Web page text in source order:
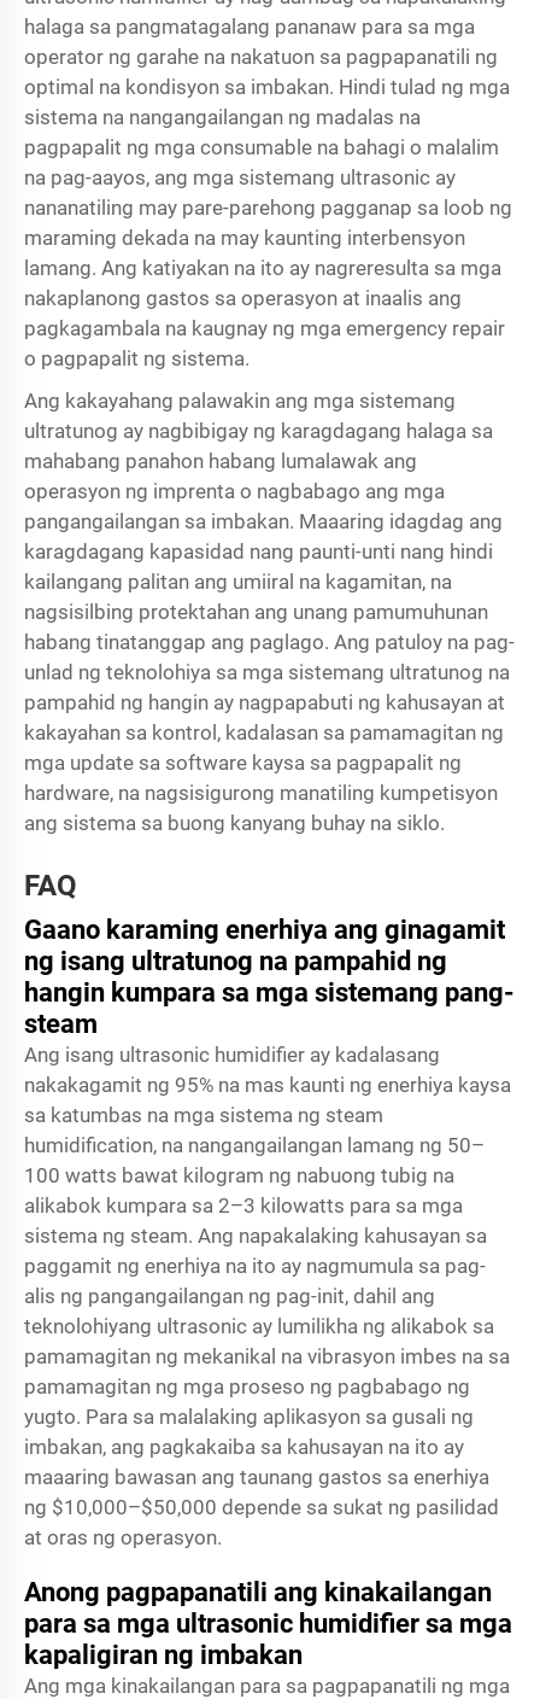
halaga sa pangmatagalang pananaw para sa mga
operator ng garahe na nakatuon sa pagpapanatili ng
optimal na kondisyon sa imbakan. Hindi tulad ng mga
sistema na nangangailangan ng madalas na
pagpapalit ng mga consumable na bahagi o malalim
na pag-aayos, ang mga sistemang ultrasonic ay
nananatiling may pare-parehong pagganap sa loob ng
maraming dekada na may kaunting interbensyon
lamang. Ang katiyakan na ito ay nagreresulta sa mga
nakaplanong gastos sa operasyon at inaalis ang
pagkagambala na kaugnay ng mga emergency repair
o pagpapalit ng sistema.
Ang kakayahang palawakin ang mga sistemang
ultratunog ay nagbibigay ng karagdagang halaga sa
mahabang panahon habang lumalawak ang
operasyon ng imprenta o nagbabago ang mga
pangangailangan sa imbakan. Maaaring idagdag ang
karagdagang kapasidad nang paunti-unti nang hindi
kailangang palitan ang umiiral na kagamitan, na
nagsisilbing protektahan ang unang pamumuhunan
habang tinatanggap ang paglago. Ang patuloy na pag-
unlad ng teknolohiya sa mga sistemang ultratunog na
pampahid ng hangin ay nagpapabuti ng kahusayan at
kakayahan sa kontrol, kadalasan sa pamamagitan ng
mga update sa software kaysa sa pagpapalit ng
hardware, na nagsisigurong manatiling kumpetisyon
ang sistema sa buong kanyang buhay na siklo.
FAQ
Gaano karaming enerhiya ang ginagamit
ng isang ultratunog na pampahid ng
hangin kumpara sa mga sistemang pang-
steam
Ang isang ultrasonic humidifier ay kadalasang
nakakagamit ng 95% na mas kaunti ng enerhiya kaysa
sa katumbas na mga sistema ng steam
humidification, na nangangailangan lamang ng 50–
100 watts bawat kilogram ng nabuong tubig na
alikabok kumpara sa 2–3 kilowatts para sa mga
sistema ng steam. Ang napakalaking kahusayan sa
paggamit ng enerhiya na ito ay nagmumula sa pag-
alis ng pangangailangan ng pag-init, dahil ang
teknolohiyang ultrasonic ay lumilikha ng alikabok sa
pamamagitan ng mekanikal na vibrasyon imbes na sa
pamamagitan ng mga proseso ng pagbabago ng
yugto. Para sa malalaking aplikasyon sa gusali ng
imbakan, ang pagkakaiba sa kahusayan na ito ay
maaaring bawasan ang taunang gastos sa enerhiya
ng $10,000–$50,000 depende sa sukat ng pasilidad
at oras ng operasyon.
Anong pagpapanatili ang kinakailangan
para sa mga ultrasonic humidifier sa mga
kapaligiran ng imbakan
Ang mga kinakailangan para sa pagpapanatili ng mga